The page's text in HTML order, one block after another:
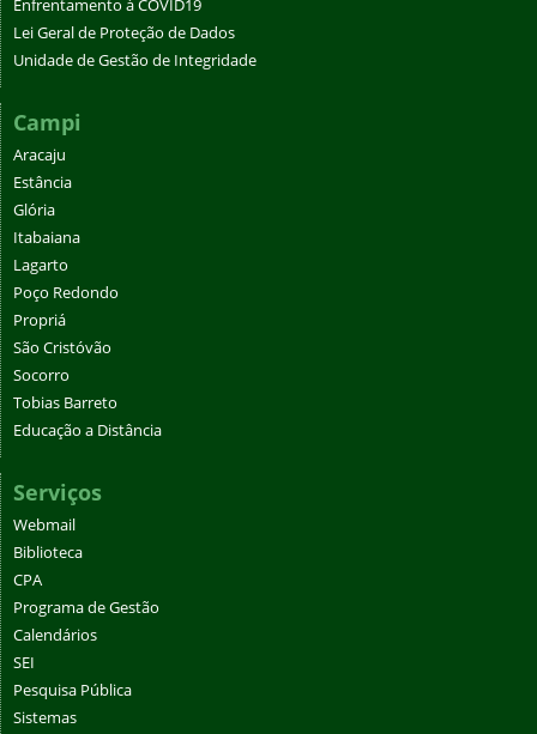
Enfrentamento à COVID19
Lei Geral de Proteção de Dados
Unidade de Gestão de Integridade
Campi
Aracaju
Estância
Glória
Itabaiana
Lagarto
Poço Redondo
Propriá
São Cristóvão
Socorro
Tobias Barreto
Educação a Distância
Serviços
Webmail
Biblioteca
CPA
Programa de Gestão
Calendários
SEI
Pesquisa Pública
Sistemas